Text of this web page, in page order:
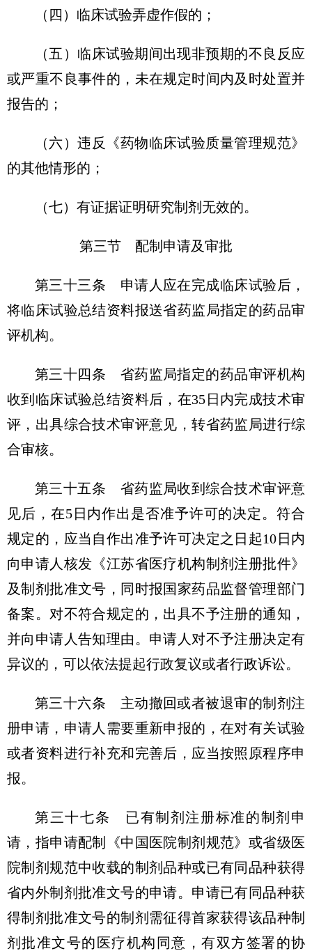
（四）临床试验弄虚作假的；
（五）临床试验期间出现非预期的不良反应
或严重不良事件的，未在规定时间内及时处置并
报告的；
（六）违反《药物临床试验质量管理规范》
的其他情形的；
（七）有证据证明研究制剂无效的。
第三节 配制申请及审批
第三十三条 申请人应在完成临床试验后，
将临床试验总结资料报送省药监局指定的药品审
评机构。
第三十四条 省药监局指定的药品审评机构
收到临床试验总结资料后，在35日内完成技术审
评，出具综合技术审评意见，转省药监局进行综
合审核。
第三十五条 省药监局收到综合技术审评意
见后，在5日内作出是否准予许可的决定。符合
规定的，应当自作出准予许可决定之日起10日内
向申请人核发《江苏省医疗机构制剂注册批件》
及制剂批准文号，同时报国家药品监督管理部门
备案。对不符合规定的，出具不予注册的通知，
并向申请人告知理由。申请人对不予注册决定有
异议的，可以依法提起行政复议或者行政诉讼。
第三十六条 主动撤回或者被退审的制剂注
册申请，申请人需要重新申报的，在对有关试验
或者资料进行补充和完善后，应当按照原程序申
报。
第三十七条 已有制剂注册标准的制剂申
请，指申请配制《中国医院制剂规范》或省级医
院制剂规范中收载的制剂品种或已有同品种获得
省内外制剂批准文号的申请。申请已有同品种获
得制剂批准文号的制剂需征得首家获得该品种制
剂批准文号的医疗机构同意，有双方签署的协